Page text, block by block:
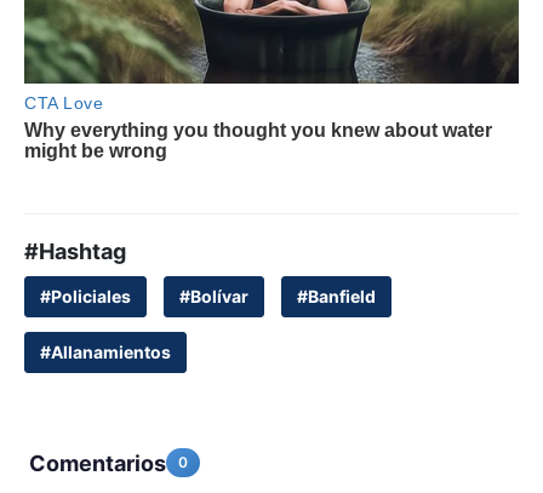
#Hashtag
#Policiales #Bolívar #Banfield
#Allanamientos
Comentarios 0